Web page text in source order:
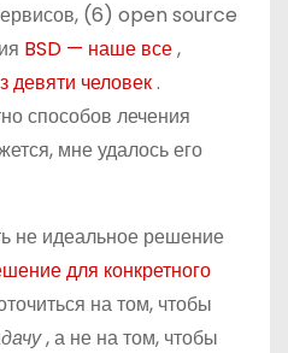
(6) open source
BSD — наше все,
человек.
способов лечения
мне удалось его
не идеальное решение
для конкретного
на том, чтобы
, а не на том, чтобы